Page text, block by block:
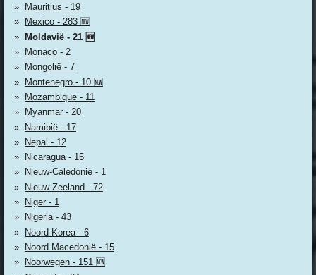
Mauritius - 19
Mexico - 283 🆕
Moldavië - 21 🆕
Monaco - 2
Mongolië - 7
Montenegro - 10 🆕
Mozambique - 11
Myanmar - 20
Namibië - 17
Nepal - 12
Nicaragua - 15
Nieuw-Caledonië - 1
Nieuw Zeeland - 72
Niger - 1
Nigeria - 43
Noord-Korea - 6
Noord Macedonië - 15
Noorwegen - 151 🆕